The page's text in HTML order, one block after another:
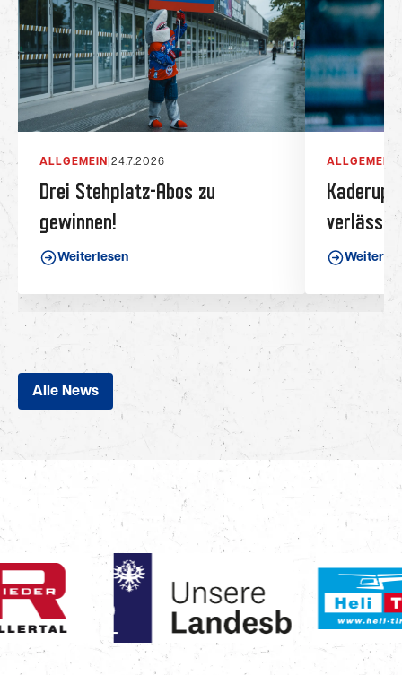
ALLGEMEIN 24.7.2026
Drei Stehplatz-Abos zu
gewinnen!
Weiterlesen
ALLGEMEIN |
verlässt
Alle News